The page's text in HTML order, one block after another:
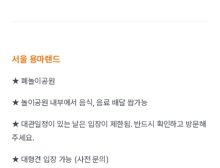
서울 용마랜드
★ 폐놀이공원
★ 놀이공원 내부에서 음식, 음료 배달 쌉가능
★ 대관일정이 있는 날은 입장이 제한됨. 반드시 확인하고 방문해
주세요.
★ 대형견 입장 가능 (사전 문의)